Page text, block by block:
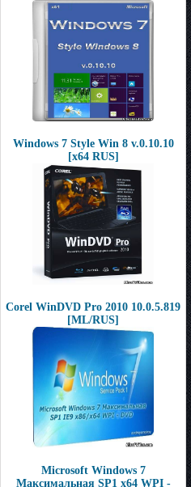
Windows 7 Style Win 8 v.0.10.10
[x64 RUS]
Corel WinDVD Pro 2010 10.0.5.819
[ML/RUS]
Microsoft Windows 7
Максимальная SP1 x64 WPI -